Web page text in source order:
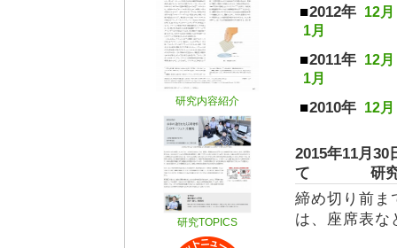
2012年 12月
1月
2011年 12月
1月
2010年 12月
2015年11月
て 研究
締め切り前ま
は、座席表な